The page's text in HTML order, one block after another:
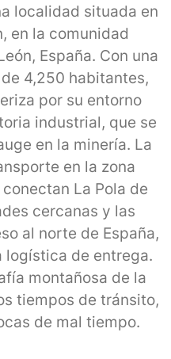
localidad situada en
en la comunidad
España. Con una
4,250 habitantes,
por su entorno
industrial, que se
en la minería. La
en la zona
La Pola de
cercanas y las
al norte de España,
logística de entrega.
montañosa de la
tiempos de tránsito,
de mal tiempo.